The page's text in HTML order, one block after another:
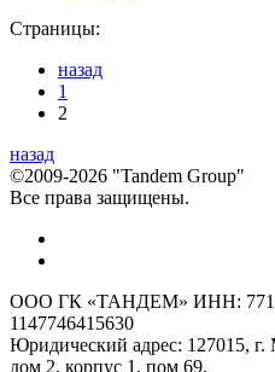
Страницы:
назад
1
2
назад
©2009-2026 "Tandem Group"
Все права защищены.
ООО ГК «ТАНДЕМ» ИНН:
1147746415630
Юридический адрес: 127015,
дом 2, корпус 1, пом 69.